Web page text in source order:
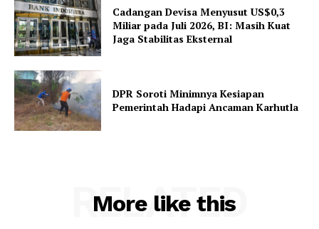
Cadangan Devisa Menyusut US$0,3
Miliar pada Juli 2026, BI: Masih Kuat
Jaga Stabilitas Eksternal
DPR Soroti Minimnya Kesiapan
Pemerintah Hadapi Ancaman Karhutla
More like this
RELATED